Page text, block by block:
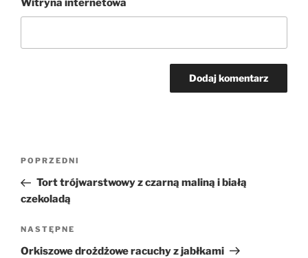
Witryna internetowa
Nawigacja
Poprzedni
wpis
POPRZEDNI
Tort trójwarstwowy z czarną maliną i białą
czekoladą
Następny
wpis
NASTĘPNE
Orkiszowe drożdżowe racuchy z jabłkami